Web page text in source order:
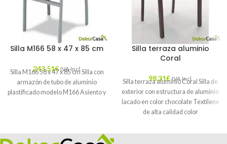
Silla M166 58 x 47 x 85 cm
243,51€ IVA Incl.
Silla M166 58 x 47 x 85 cm Silla con
armazón de tubo de aluminio
plastificado modelo M166 Asiento y
Silla terraza aluminio
Coral
98,31€ IVA Incl.
Silla terraza aluminio Coral Silla de
exterior con estructura de aluminio
lacado en color chocolate Textilene
de alta calidad color